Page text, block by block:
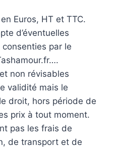
Euros, HT et TTC.
d’éventuelles
par le
non révisables
validité mais le
droit, hors période de
prix à tout moment.
pas les frais de
de transport et de